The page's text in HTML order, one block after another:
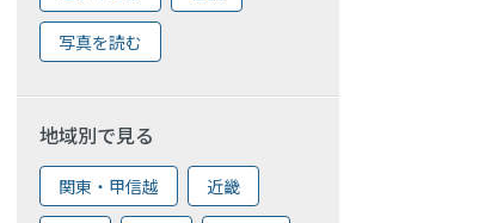
写真を読む
地域別で見る
関東・甲信越 近畿